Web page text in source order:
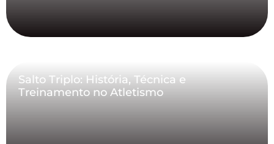
Salto Triplo: História, Técnica e
Treinamento no Atletismo